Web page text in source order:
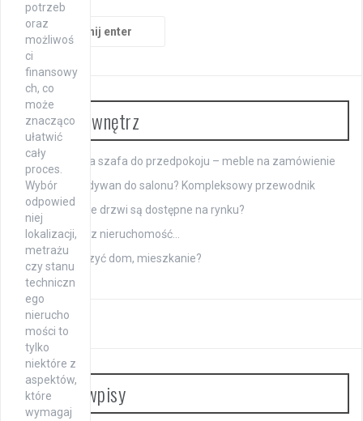
potrzeb
oraz
możliwoś
ci
finansowy
ch, co
może
znacząco
ułatwić
cały
proces.
Wybór
odpowied
niej
lokalizacji,
metrażu
czy stanu
techniczn
ego
nierucho
mości to
tylko
niektóre z
aspektów,
które
wymagaj
Szukaj:
Aranżacja wnętrz
Funkcjonalna szafa do przedpokoju – meble na zamówienie
Jak dobrać dywan do salonu? Kompleksowy przewodnik
Jakie rodzaje drzwi są dostępne na rynku?
Zanim kupisz nieruchomość…
Jak wykończyć dom, mieszkanie?
Ostatnie wpisy